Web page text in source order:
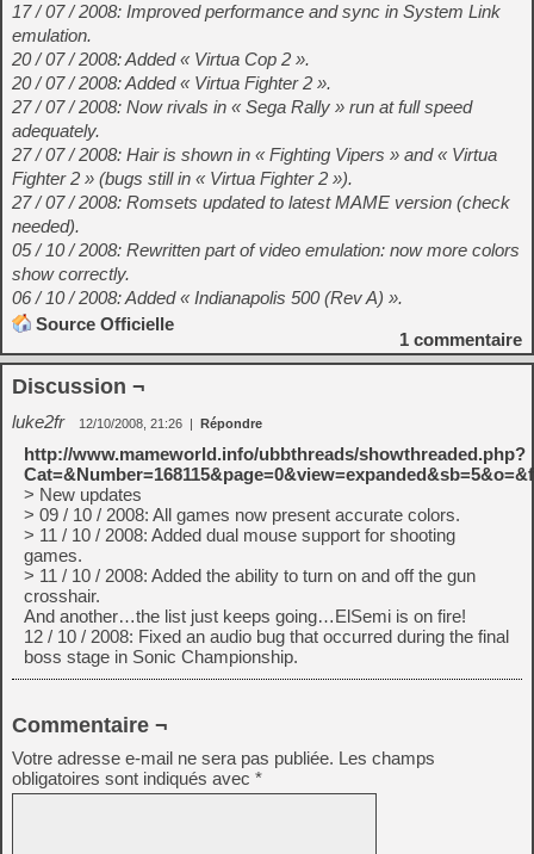
17 / 07 / 2008: Improved performance and sync in System Link
emulation.
20 / 07 / 2008: Added « Virtua Cop 2 ».
20 / 07 / 2008: Added « Virtua Fighter 2 ».
27 / 07 / 2008: Now rivals in « Sega Rally » run at full speed
adequately.
27 / 07 / 2008: Hair is shown in « Fighting Vipers » and « Virtua
Fighter 2 » (bugs still in « Virtua Fighter 2 »).
27 / 07 / 2008: Romsets updated to latest MAME version (check
needed).
05 / 10 / 2008: Rewritten part of video emulation: now more colors
show correctly.
06 / 10 / 2008: Added « Indianapolis 500 (Rev A) ».
Source Officielle
1 commentaire
Discussion ¬
luke2fr 12/10/2008, 21:26 | Répondre
http://www.mameworld.info/ubbthreads/showthreaded.php?
> New updates
> 09 / 10 / 2008: All games now present accurate colors.
> 11 / 10 / 2008: Added dual mouse support for shooting
games.
> 11 / 10 / 2008: Added the ability to turn on and off the gun
crosshair.
And another…the list just keeps going…ElSemi is on fire!
12 / 10 / 2008: Fixed an audio bug that occurred during the final
boss stage in Sonic Championship.
Commentaire ¬
Votre adresse e-mail ne sera pas publiée. Les champs
obligatoires sont indiqués avec *